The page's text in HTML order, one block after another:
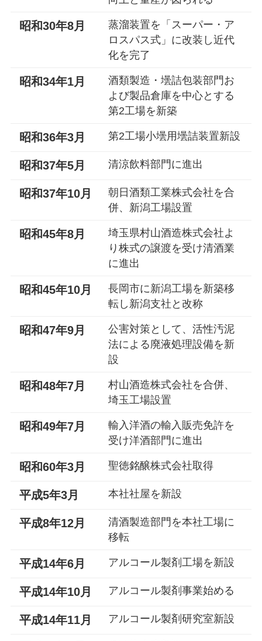
昭和30年8月
蒸溜装置を「スーパー・ア
ロスパス式」に改装し近代
化を完了
昭和34年1月
酒類製造・壜詰包装部門お
よび製品倉庫を中心とする
第2工場を新築
昭和36年3月 第2工場小壜用壜詰装置新設
昭和37年5月 清涼飲料部門に進出
昭和37年10月
朝日酒類工業株式会社を合
併、新潟工場設置
昭和45年8月
埼玉県村山酒造株式会社よ
り株式の譲渡を受け清酒業
に進出
昭和45年10月
長岡市に新潟工場を新築移
転し新潟支社と改称
昭和47年9月
公害対策として、活性汚泥
法による廃液処理設備を新
設
昭和48年7月
村山酒造株式会社を合併、
埼玉工場設置
昭和49年7月
輸入洋酒の輸入販売免許を
受け洋酒部門に進出
昭和60年3月 聖徳銘醸株式会社取得
平成5年3月 本社社屋を新設
平成8年12月
清酒製造部門を本社工場に
移転
平成14年6月 アルコール製剤工場を新設
平成14年10月 アルコール製剤事業始める
平成14年11月 アルコール製剤研究室新設